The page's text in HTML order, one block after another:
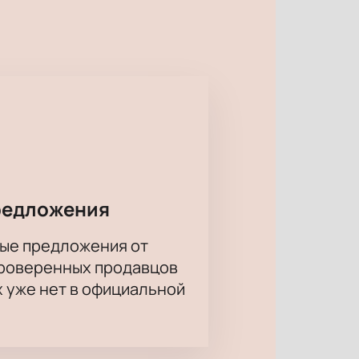
ждёт погружение в мир,
Сюжет полон
высоким уровнем
сайте, чтобы не упустить
возможность стать
магии.
предложения от
продавцов
нет в официальной